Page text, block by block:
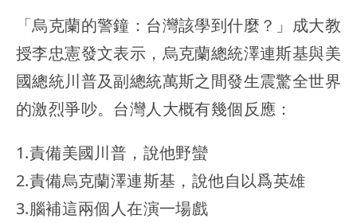
「烏克蘭的警鐘：台灣該學到什麼？」成大教
授李忠憲發文表示，烏克蘭總統澤連斯基與美
國總統川普及副總統萬斯之間發生震驚全世界
的激烈爭吵。台灣人大概有幾個反應：
1.責備美國川普，說他野蠻
2.責備烏克蘭澤連斯基，說他自以爲英雄
3.腦補這兩個人在演一場戲